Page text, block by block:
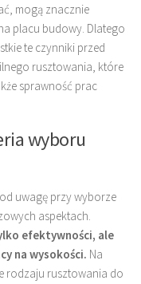
mogą znacznie
placu budowy. Dlatego
te czynniki przed
rusztowania, które
sprawność prac
wyboru
uwagę przy wyborze
aspektach.
efektywności, ale
na wysokości. Na
rodzaju rusztowania do